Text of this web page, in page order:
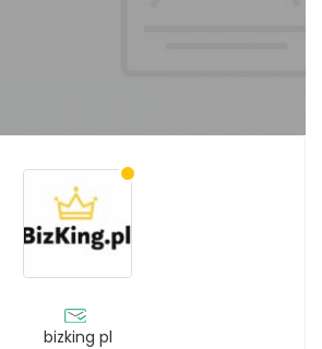
bizking pl